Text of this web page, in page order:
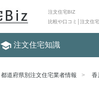
注文住宅BIZ
比較や口コミ│注文住
school 注文住宅知識
都道府県別注文住宅業者情報 香